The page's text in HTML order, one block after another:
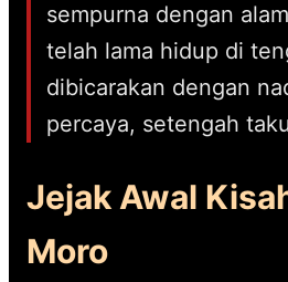
sempurna dengan
telah lama hidup di
dibicarakan dengan
percaya, setengah
Jejak Awal
Moro